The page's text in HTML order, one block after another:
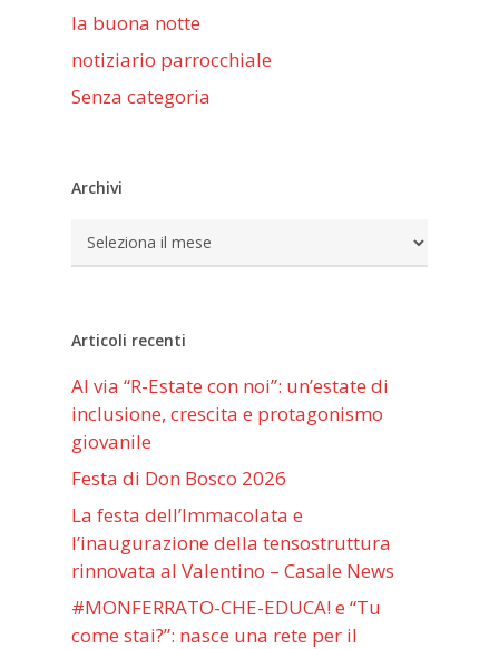
la buona notte
notiziario parrocchiale
Senza categoria
Archivi
Archivi
Articoli recenti
Al via “R-Estate con noi”: un’estate di
inclusione, crescita e protagonismo
giovanile
Festa di Don Bosco 2026
La festa dell’Immacolata e
l’inaugurazione della tensostruttura
rinnovata al Valentino – Casale News
#MONFERRATO-CHE-EDUCA! e “Tu
come stai?”: nasce una rete per il